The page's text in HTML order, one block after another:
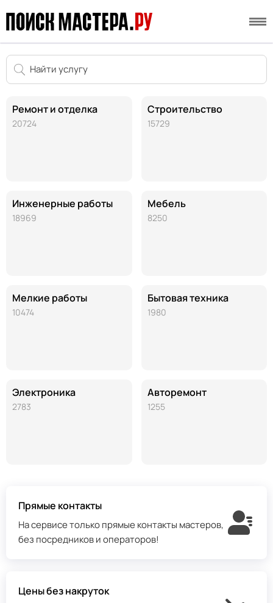
Ремонт и отделка
20724
Инженерные работы
18969
Мелкие работы
10474
Электроника
2783
Строительство
15729
Мебель
8250
Бытовая техника
1980
Авторемонт
1255
Прямые контакты
На сервисе только прямые контакты мастеров,
без посредников и операторов!
Цены без накруток